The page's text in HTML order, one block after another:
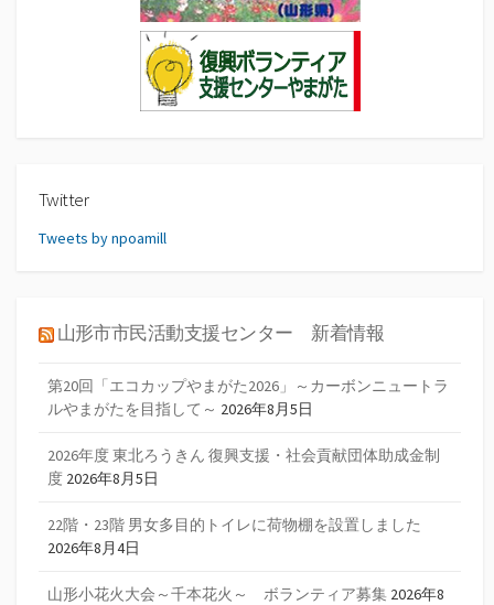
Twitter
Tweets by npoamill
山形市市民活動支援センター 新着情報
第20回「エコカップやまがた2026」～カーボンニュートラ
ルやまがたを目指して～ 2026年8月5日
2026年度 東北ろうきん 復興支援・社会貢献団体助成金制
度 2026年8月5日
22階・23階 男女多目的トイレに荷物棚を設置しました
2026年8月4日
山形小花火大会～千本花火～ ボランティア募集 2026年8